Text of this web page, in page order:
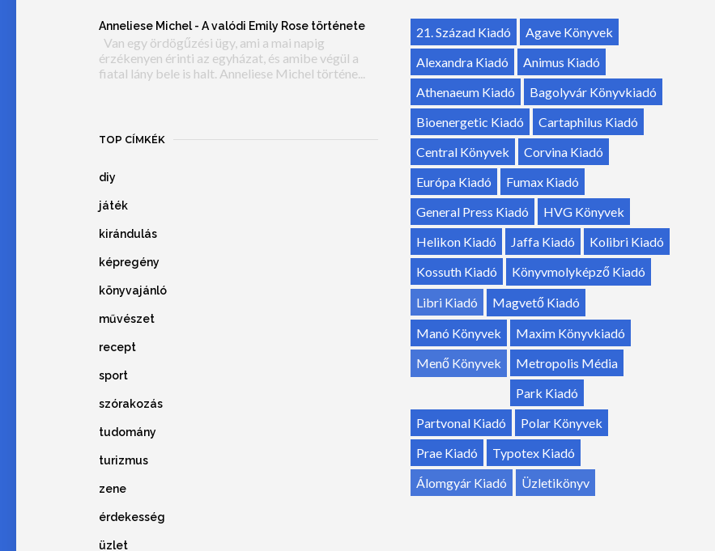
Anneliese Michel - A valódi Emily Rose története
Van egy ördögűzési ügy, ami a mai napig
érzékenyen érinti az egyházat, és amibe végül a
fiatal lány bele is halt. Anneliese Michel történe...
TOP CÍMKÉK
diy
játék
kirándulás
képregény
könyvajánló
művészet
recept
sport
szórakozás
tudomány
turizmus
zene
érdekesség
üzlet
21. Század Kiadó
Agave Könyvek
Alexandra Kiadó
Animus Kiadó
Athenaeum Kiadó
Bagolyvár Könyvkiadó
Bioenergetic Kiadó
Cartaphilus Kiadó
Central Könyvek
Corvina Kiadó
Európa Kiadó
Fumax Kiadó
General Press Kiadó
HVG Könyvek
Helikon Kiadó
Jaffa Kiadó
Kolibri Kiadó
Kossuth Kiadó
Könyvmolyképző Kiadó
Libri Kiadó
Magvető Kiadó
Manó Könyvek
Maxim Könyvkiadó
Menő Könyvek
Metropolis Média
Park Kiadó
Partvonal Kiadó
Polar Könyvek
Prae Kiadó
Typotex Kiadó
Álomgyár Kiadó
Üzletikönyv